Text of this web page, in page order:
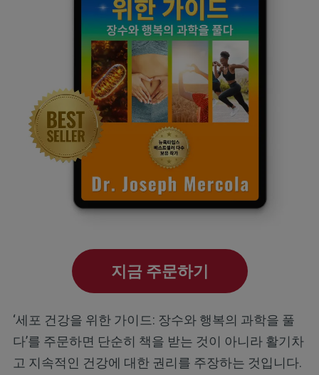
지금 주문하기
‘세포 건강을 위한 가이드: 장수와 행복의 과학을 풀
다’를 주문하면 단순히 책을 받는 것이 아니라 활기차
고 지속적인 건강에 대한 권리를 주장하는 것입니다.